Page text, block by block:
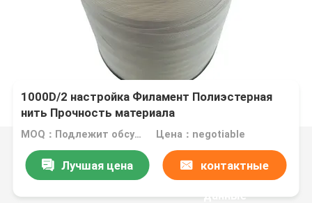
1000D/2 настройка Филамент Полиэстерная
нить Прочность материала
MOQ：Подлежит обсуждению Цена：negotiable
Лучшая цена контактные
данные